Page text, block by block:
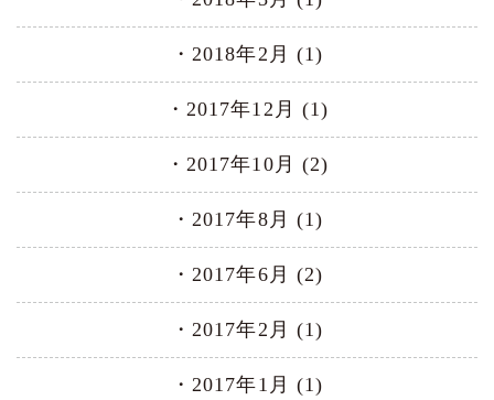
2018年2月 (1)
2017年12月 (1)
2017年10月 (2)
2017年8月 (1)
2017年6月 (2)
2017年2月 (1)
2017年1月 (1)